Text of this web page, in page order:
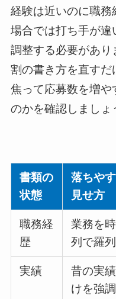
経験は近いのに職
場合では打ち手が違
調整する必要があ
割の書き方を直すだ
焦って応募数を増や
のかを確認しましょ
書類の
状態
落ちや
見せ方
職務経
歴
業務を
列で羅列
実績
昔の実
けを強調